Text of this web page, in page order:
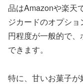
品はAmazonや楽天
ジカードのオプシ
円程度が一般的で
できます。
特に、甘いお菓子